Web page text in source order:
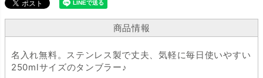
商品情報
名入れ無料。ステンレス製で丈夫、気軽に毎日使いやすい
250mlサイズのタンブラー♪